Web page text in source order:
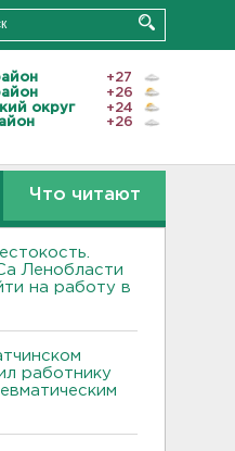
+27
+26
округ
+24
+26
Что читают
Ленобласти
на работу в
работнику